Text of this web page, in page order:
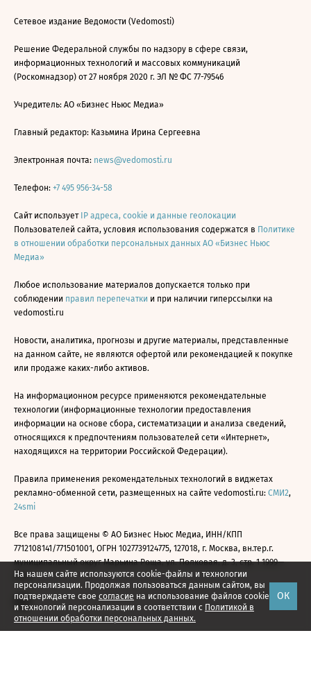
На нашем сайте используются cookie-файлы и технологии
персонализации. Продолжая пользоваться данным сайтом, вы
подтверждаете свое согласие на использование файлов cookie
и технологий персонализации в соответствии с Политикой в
отношении обработки персональных данных.
ОК
Сетевое издание Ведомости (Vedomosti)
Решение Федеральной службы по надзору в сфере связи,
информационных технологий и массовых коммуникаций
(Роскомнадзор) от 27 ноября 2020 г. ЭЛ № ФС 77-79546
Учредитель: АО «Бизнес Ньюс Медиа»
Главный редактор: Казьмина Ирина Сергеевна
Электронная почта: news@vedomosti.ru
Телефон: +7 495 956-34-58
Сайт использует IP адреса, cookie и данные геолокации
Пользователей сайта, условия использования содержатся в Политике
в отношении обработки персональных данных АО «Бизнес Ньюс
Медиа»
Любое использование материалов допускается только при
соблюдении правил перепечатки и при наличии гиперссылки на
vedomosti.ru
Новости, аналитика, прогнозы и другие материалы, представленные
на данном сайте, не являются офертой или рекомендацией к покупке
или продаже каких-либо активов.
На информационном ресурсе применяются рекомендательные
технологии (информационные технологии предоставления
информации на основе сбора, систематизации и анализа сведений,
относящихся к предпочтениям пользователей сети «Интернет»,
находящихся на территории Российской Федерации).
Правила применения рекомендательных технологий в виджетах
рекламно-обменной сети, размещенных на сайте vedomosti.ru: СМИ2,
24smi
Все права защищены © АО Бизнес Ньюс Медиа, ИНН/КПП
7712108141/771501001, ОГРН 1027739124775, 127018, г. Москва, вн.тер.г.
муниципальный округ Марьина Роща, ул. Полковая, д. 3, стр. 1 1999—
2026